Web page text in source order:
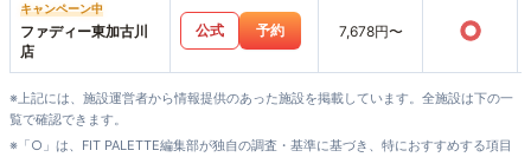
キャンペーン中
ファディー東加古川
店
公式 予約 7,678円〜 ○
※上記には、施設運営者から情報提供のあった施設を掲載しています。全施設は下の一
覧で確認できます。
※「○」は、FIT PALETTE編集部が独自の調査・基準に基づき、特におすすめする項目